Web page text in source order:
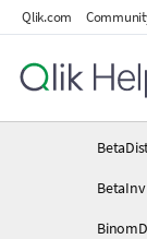
Qlik.com
關係函數
統計分布